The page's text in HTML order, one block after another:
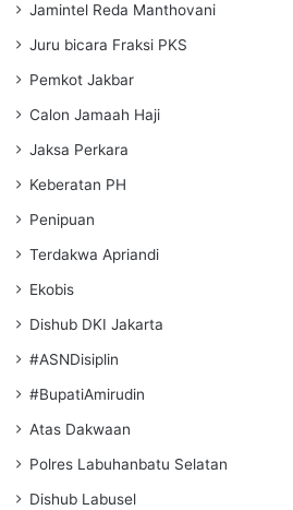
Jamintel Reda Manthovani
Juru bicara Fraksi PKS
Pemkot Jakbar
Calon Jamaah Haji
Jaksa Perkara
Keberatan PH
Penipuan
Terdakwa Apriandi
Ekobis
Dishub DKI Jakarta
#ASNDisiplin
#BupatiAmirudin
Atas Dakwaan
Polres Labuhanbatu Selatan
Dishub Labusel